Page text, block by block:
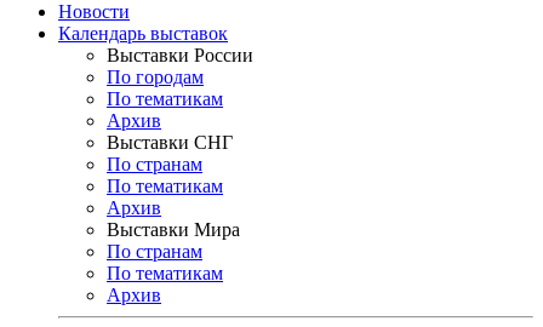
Новости
Календарь выставок
Выставки России
По городам
По тематикам
Архив
Выставки СНГ
По странам
По тематикам
Архив
Выставки Мира
По странам
По тематикам
Архив